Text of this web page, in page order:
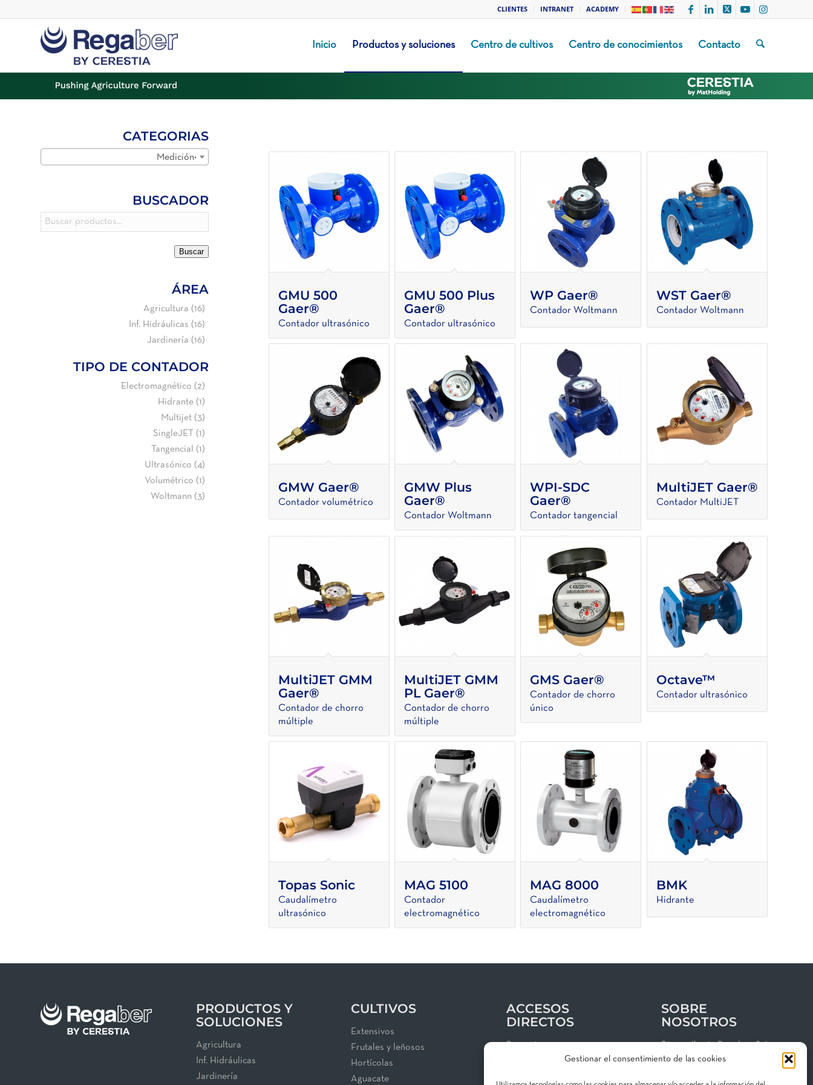
Gestionar el consentimiento de las cookies
CLIENTES INTRANET ACADEMY
Inicio Productos y soluciones Centro de cultivos Centro de conocimientos Contacto
GMU 500
Gaer®
Contador ultrasónico
GMU 500 Plus
Gaer®
Contador ultrasónico
WP Gaer®
Contador Woltmann
WST Gaer®
Contador Woltmann
GMW Gaer®
Contador volumétrico
GMW Plus
Gaer®
Contador Woltmann
WPI-SDC
Gaer®
Contador tangencial
MultiJET Gaer®
Contador MultiJET
MultiJET GMM
Gaer®
Contador de chorro
múltiple
MultiJET GMM
PL Gaer®
Contador de chorro
múltiple
GMS Gaer®
Contador de chorro
único
Octave™
Contador ultrasónico
Topas Sonic
Caudalímetro
ultrasónico
MAG 5100
Contador
electromagnético
MAG 8000
Caudalímetro
electromagnético
BMK
Hidrante
CATEGORIAS
×
Medición
BUSCADOR
Buscar
ÁREA
Agricultura (16)
Inf. Hidráulicas (16)
Jardinería (16)
TIPO DE CONTADOR
Electromagnético (2)
Hidrante (1)
Multijet (3)
SingleJET
(1)
Tangencial
(1)
Ultrasónico (4)
Volumétrico (1)
Woltmann (3)
PRODUCTOS Y
SOLUCIONES
Agricultura
Inf. Hidráulicas
Jardinería
CULTIVOS
Extensivos
Frutales y leñosos
Hortícolas
Aguacate
ACCESOS
DIRECTOS
Proyectos
SOBRE
NOSOTROS
Riegos Iberia Regaber, S.A.
Grupo MAT Holding